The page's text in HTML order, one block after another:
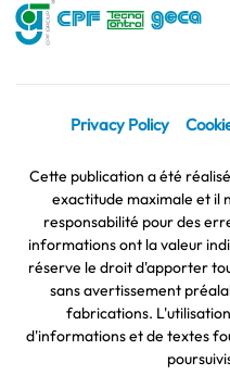
Privacy Policy
Cette publication a été
exactitude maximale et il
responsabilité pour des
informations ont la valeur
réserve le droit d'apporter
sans avertissement
fabrications.
d'informations et de textes